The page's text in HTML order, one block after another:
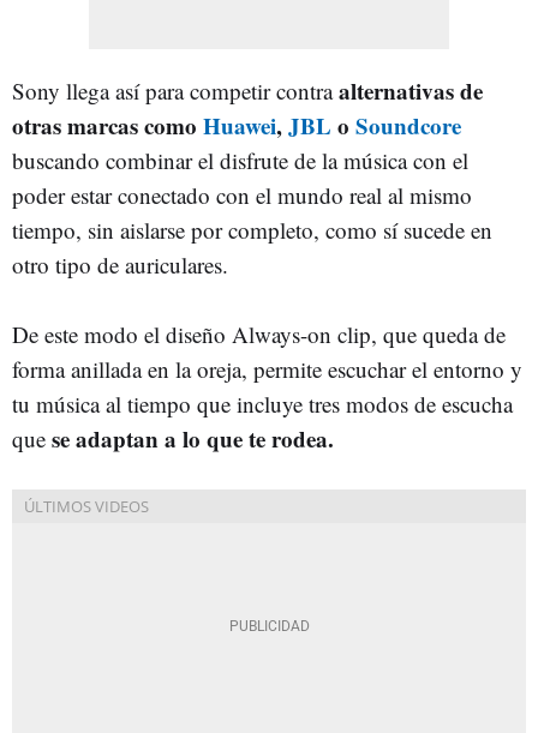
Sony llega así para competir contraalternativas de
otras marcas como Huawei,JBL o Soundcore
buscando combinar el disfrute de la música con el
poder estar conectado con el mundo real al mismo
tiempo, sin aislarse por completo, como sí sucede en
otro tipo de auriculares.
De este modo el diseño Always-on clip, que queda de
forma anillada en la oreja, permite escuchar el entorno y
tu música al tiempo que incluye tres modos de escucha
que se adaptan a lo que te rodea.